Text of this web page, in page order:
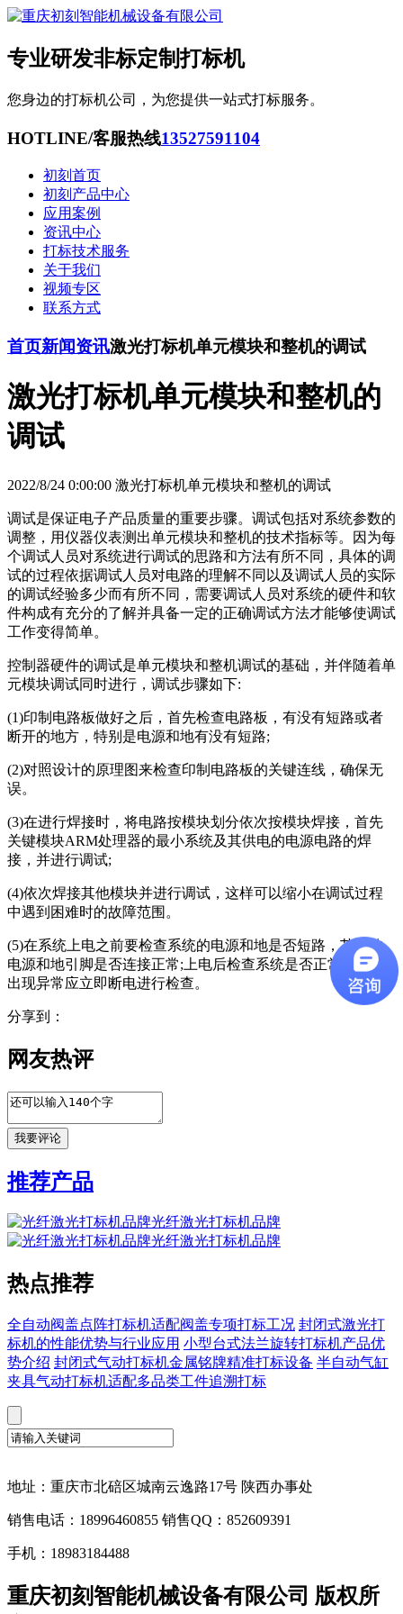
专业研发非标定制打标机
您身边的打标机公司，为您提供一站式打标服务。
HOTLINE/客服热线13527591104
初刻首页
初刻产品中心
应用案例
资讯中心
打标技术服务
关于我们
视频专区
联系方式
首页新闻资讯激光打标机单元模块和整机的调试
激光打标机单元模块和整机的
调试
2022/8/24 0:00:00 激光打标机单元模块和整机的调试
调试是保证电子产品质量的重要步骤。调试包括对系统参数的
调整，用仪器仪表测出单元模块和整机的技术指标等。因为每
个调试人员对系统进行调试的思路和方法有所不同，具体的调
试的过程依据调试人员对电路的理解不同以及调试人员的实际
的调试经验多少而有所不同，需要调试人员对系统的硬件和软
件构成有充分的了解并具备一定的正确调试方法才能够使调试
工作变得简单。
控制器硬件的调试是单元模块和整机调试的基础，并伴随着单
元模块调试同时进行，调试步骤如下:
(1)印制电路板做好之后，首先检查电路板，有没有短路或者
断开的地方，特别是电源和地有没有短路;
(2)对照设计的原理图来检查印制电路板的关键连线，确保无
误。
(3)在进行焊接时，将电路按模块划分依次按模块焊接，首先
关键模块ARM处理器的最小系统及其供电的电源电路的焊
接，并进行调试;
(4)依次焊接其他模块并进行调试，这样可以缩小在调试过程
中遇到困难时的故障范围。
(5)在系统上电之前要检查系统的电源和地是否短路，芯片的
电源和地引脚是否连接正常;上电后检查系统是否正常，如果
出现异常应立即断电进行检查。
分享到：
网友热评
推荐产品
光纤激光打标机品牌
光纤激光打标机品牌
热点推荐
全自动阀盖点阵打标机适配阀盖专项打标工况 封闭式激光打
标机的性能优势与行业应用 小型台式法兰旋转打标机产品优
势介绍 封闭式气动打标机金属铭牌精准打标设备 半自动气缸
夹具气动打标机适配多品类工件追溯打标
地址：重庆市北碚区城南云逸路17号 陕西办事处
销售电话：18996460855 销售QQ：852609391
手机：18983184488
重庆初刻智能机械设备有限公司 版权所